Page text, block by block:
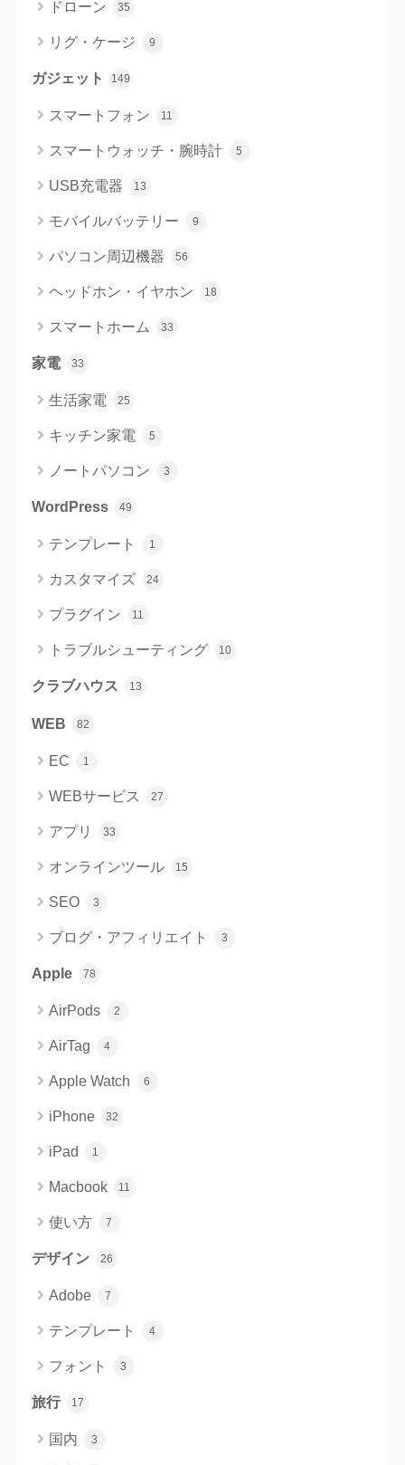
ドローン 35
リグ・ケージ 9
ガジェット 149
スマートフォン 11
スマートウォッチ・腕時計 5
USB充電器 13
モバイルバッテリー 9
パソコン周辺機器 56
ヘッドホン・イヤホン 18
スマートホーム 33
家電 33
生活家電 25
キッチン家電 5
ノートパソコン 3
WordPress 49
テンプレート 1
カスタマイズ 24
プラグイン 11
トラブルシューティング 10
クラブハウス 13
WEB 82
EC 1
WEBサービス 27
アプリ 33
オンラインツール 15
SEO 3
ブログ・アフィリエイト 3
Apple 78
AirPods 2
AirTag 4
Apple Watch 6
iPhone 32
iPad 1
Macbook 11
使い方 7
デザイン 26
Adobe 7
テンプレート 4
フォント 3
旅行 17
国内 3